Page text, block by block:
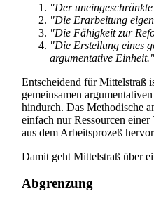
"Der
"Die Erarbeitung
"Die Fähigkeit zur
"Die Erstellung eines
argumentative Einheit."
Entscheidend für Mittelstraß
gemeinsamen
hindurch. Das Methodische
einfach nur Ressourcen
aus dem Arbeitsprozeß
Damit geht Mittelstraß über
Abgrenzung